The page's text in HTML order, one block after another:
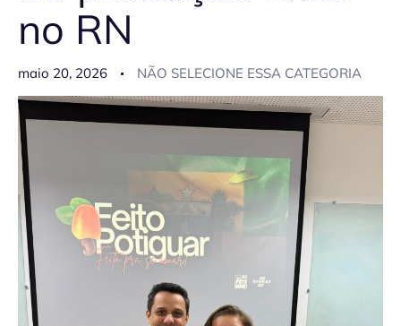
no RN
maio 20, 2026 NÃO SELECIONE ESSA CATEGORIA